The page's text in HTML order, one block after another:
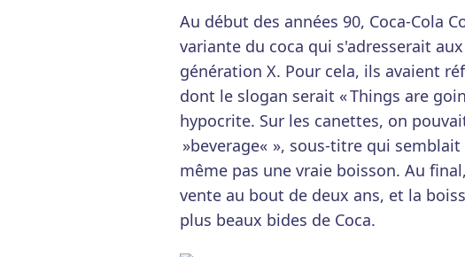
Au début des années 90, Coca-Cola
variante du coca qui s'adresserait
génération X. Pour cela, ils avaient
dont le slogan serait « Things are
hypocrite. Sur les canettes, on
»beverage« », sous-titre qui
même pas une vraie boisson. Au
vente au bout de deux ans, et la
plus beaux bides de Coca.